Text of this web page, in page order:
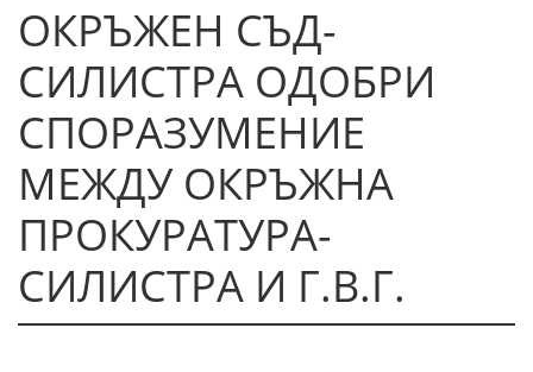
ОКРЪЖЕН СЪД-
СИЛИСТРА ОДОБРИ
СПОРАЗУМЕНИЕ
МЕЖДУ ОКРЪЖНА
ПРОКУРАТУРА-
СИЛИСТРА И Г.В.Г.